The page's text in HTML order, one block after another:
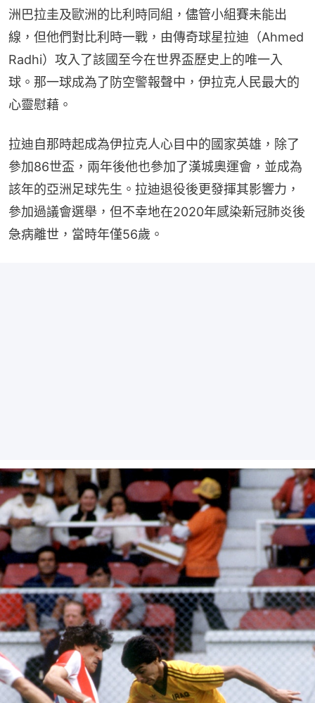
洲巴拉圭及歐洲的比利時同組，儘管小組賽未能出
線，但他們對比利時一戰，由傳奇球星拉迪（Ahmed
Radhi）攻入了該國至今在世界盃歷史上的唯一入
球。那一球成為了防空警報聲中，伊拉克人民最大的
心靈慰藉。
拉迪自那時起成為伊拉克人心目中的國家英雄，除了
參加86世盃，兩年後他也參加了漢城奧運會，並成為
該年的亞洲足球先生。拉迪退役後更發揮其影響力，
參加過議會選舉，但不幸地在2020年感染新冠肺炎後
急病離世，當時年僅56歲。